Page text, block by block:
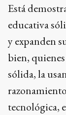
Está
educativa
y expanden
bien,
sólida, la
tecnológica,